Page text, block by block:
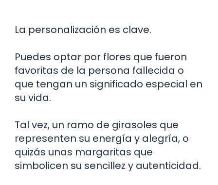
La personalización es clave.
Puedes optar por flores que fueron
favoritas de la persona fallecida o
que tengan un significado especial en
su vida.
Tal vez, un ramo de girasoles que
representen su energía y alegría, o
quizás unas margaritas que
simbolicen su sencillez y autenticidad.